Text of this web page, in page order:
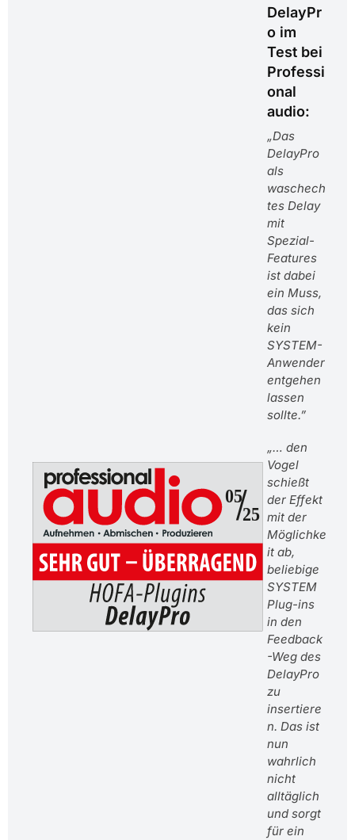
DelayPr
o im
Test bei
Professi
onal
audio:
„Das
DelayPro
als
waschech
tes Delay
mit
Spezial-
Features
ist dabei
ein Muss,
das sich
kein
SYSTEM-
Anwender
entgehen
lassen
sollte.”
„… den
Vogel
schießt
der Effekt
mit der
Möglichke
it ab,
beliebige
SYSTEM
Plug-ins
in den
Feedback
-Weg des
DelayPro
zu
insertiere
n. Das ist
nun
wahrlich
nicht
alltäglich
und sorgt
für ein